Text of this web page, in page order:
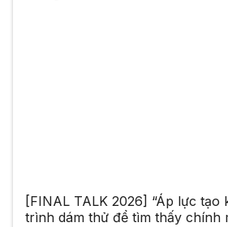
[FINAL TALK 2026] “Áp lực tạo
trình dám thử để tìm thấy chính